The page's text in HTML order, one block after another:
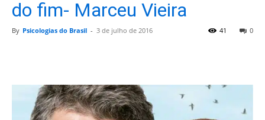
do fim- Marceu Vieira
By Psicologias do Brasil - 3 de julho de 2016 0
41